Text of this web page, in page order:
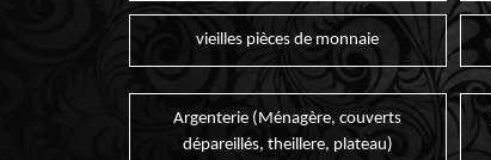
vieilles pièces de monnaie
Argenterie (Ménagère, couverts
dépareillés, theillere, plateau)